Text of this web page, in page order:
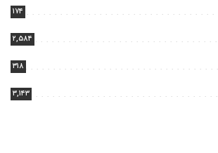
۱۷۴
۲,۵۸۴
۳۱۸
۳,۱۴۳